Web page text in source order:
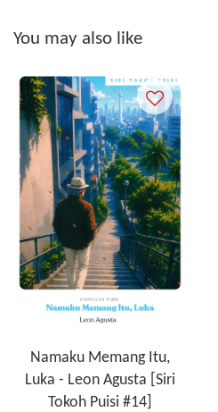
You may also like
Namaku Memang Itu,
Luka - Leon Agusta [Siri
Tokoh Puisi #14]